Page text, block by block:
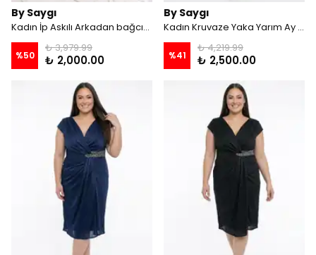
By Saygı
Kadın İp Askılı Arkadan bağcıklı Astarlı Taşlı Kısa Tül Elbise - OLİVE
%50
₺ 3,979.99
₺ 2,000.00
By Saygı
Kadın Kruvaze Yaka Yarım Ay Kollu Astarlı Beli Taşlı Simli Büyük Beden Kısa Elbise - Bebe Mavi
%41
₺ 4,219.99
₺ 2,500.00